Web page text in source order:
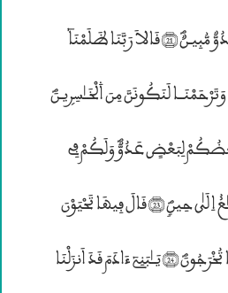
۰لشَّيْطَـٰنَ لَكُمَا عَدُوٌّ مُّبِيـنٌؐ (21) قَالاَ رَبَّنَا ظَلَمْنَآ
أَنفُسَنَا وَإِن لَّمْ تَغْفِرْ لَنَا وَتَرْحَمْنَــا لَنَكُونَنَّ مِنَ ۰لْخَــٰسِرۣيـنَؐ
بَعْضُكُمْ لِبَعْضٖ عَدُوٌّؐ وَلَكُمْ فِى
۱لاَرْضِ مُسْتَقَرٌّ وَمَتَــٰع٘ اِلَيٰ حِينٍؐ (23) قَالَ فِيهَا تَحْيَوْنَ
وَفِيهَا تَمُوتُونَ وَمِنْهَا تُخْرَجُونَؐ (24) يَــٰبَنِىٓ ءَادَمَ قَدَ اَنزَلْنَا